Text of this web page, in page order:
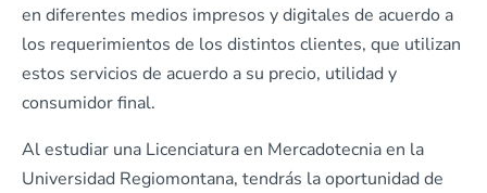
en diferentes medios impresos y digitales de acuerdo a
los requerimientos de los distintos clientes, que utilizan
estos servicios de acuerdo a su precio, utilidad y
consumidor final.
Al estudiar una Licenciatura en Mercadotecnia en la
Universidad Regiomontana, tendrás la oportunidad de